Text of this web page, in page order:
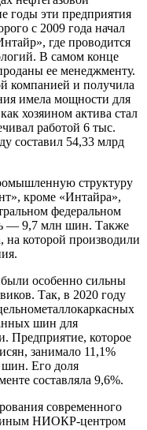
годы эти предприятия
с 2009 года начал
где проводится
В самом конце
ее менеджменту.
компанией и получила
имела мощности для
хозяином актива стал
работой 6 тыс.
составил 54,33 млрд
структуру
кроме «Интайра»,
федеральном
— 9,7 млн шин. Также
на которой производили
особенно сильны
Так, в 2020 году
шин для
Предприятие, которое
занимало 11,1%
шин. Его доля
составляла 9,6%.
современного
НИОКР-центром